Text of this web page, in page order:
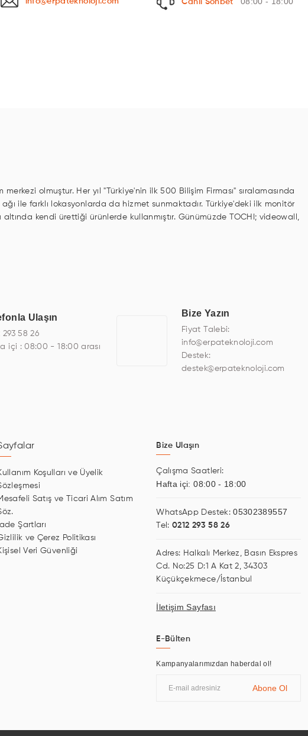
olmuştur. Her yıl "Türkiye'nin ilk 500 Bilişim Firması" sıralamasında
ile farklı lokasyonlarda da hizmet sunmaktadır. Türkiye'deki ilk monitör
kendi ürettiği ürünlerde kullanmıştır. Günümüzde TOCHI; videowall,
bağlı bir şekilde hareket etmektedir. Kaliteli ekipmanı, uzman
gelişimine katkı sağlamaktadır.
Ulaşın
293 58 26
içi : 08:00 - 18:00 arası
Bize Yazın
Fiyat Talebi:
info@erpateknoloji.com
Destek:
destek@erpateknoloji.com
Koşulları ve Üyelik
Satış ve Ticari Alım Satım
İade Şartları
ve Çerez Politikası
Veri Güvenliği
Bize Ulaşın
Çalışma Saatleri:
Hafta içi: 08:00 - 18:00
WhatsApp Destek:05302389557
Tel: 0212 293 58 26
Adres: Halkalı Merkez, Basın Ekspres
Cd. No:25 D:1 A Kat 2, 34303
Küçükçekmece/İstanbul
İletişim Sayfası
E-Bülten
Kampanyalarımızdan haberdal ol!
Abone Ol